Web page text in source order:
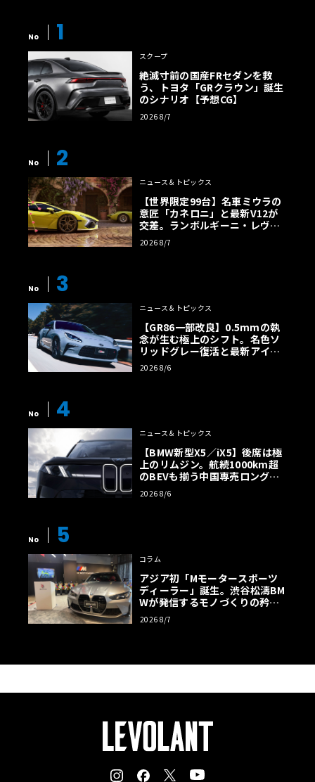
No 1
スクープ
絶滅寸前の国産FRセダンを救
う、トヨタ「GRクラウン」誕生
のシナリオ【予想CG】
2026 8/7
No 2
ニュース＆トピックス
【世界限定99台】名車ミウラの
意匠「カネロニ」と最新V12が
交差。ランボルギーニ・レヴエ
ルトに60周年記念車が登場
2026 8/7
No 3
ニュース＆トピックス
【GR86一部改良】0.5mmの執
念が生む極上のシフト。名色ソ
リッドグレー復活と最新アイサ
イトでFRの極みへ
2026 8/6
No 4
ニュース＆トピックス
【BMW新型X5／iX5】後席は極
上のリムジン。航続1000km超
のBEVも揃う中国専売ロング仕
様の全貌
2026 8/6
No 5
コラム
アジア初「Mモータースポーツ
ディーラー」誕生。渋谷松濤BM
Wが発信するモノづくりの矜持
【木下隆之コラム】
2026 8/7